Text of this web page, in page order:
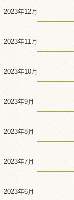
2023年12月
2023年11月
2023年10月
2023年9月
2023年8月
2023年7月
2023年6月